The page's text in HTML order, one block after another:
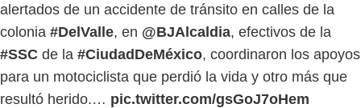
alertados de un accidente de tránsito en calles de la
colonia #DelValle, en @BJAlcaldia, efectivos de la
#SSC de la #CiudadDeMéxico, coordinaron los apoyos
para un motociclista que perdió la vida y otro más que
resultó herido.… pic.twitter.com/gsGoJ7oHem